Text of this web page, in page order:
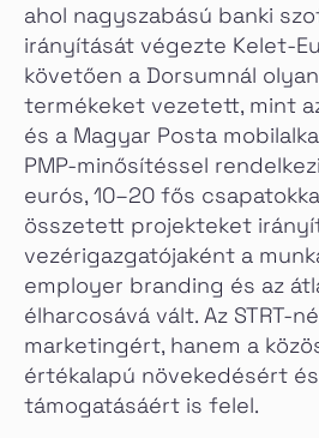
ahol nagyszabású banki
irányítását végezte Kelet-
követően a Dorsumnál
termékeket vezetett, mint
és a Magyar Posta
PMP-minősítéssel
eurós, 10–20 fős
összetett projekteket
vezérigazgatójaként a
employer branding és az
élharcosává vált. Az STRT-
marketingért, hanem a
értékalapú növekedésért
támogatásáért is felel.